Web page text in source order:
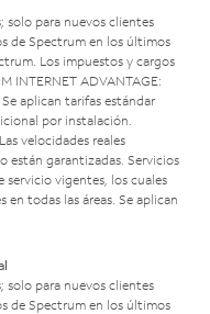
para nuevos clientes
de Spectrum en los últimos
Los impuestos y cargos
INTERNET ADVANTAGE:
aplican tarifas estándar
por instalación.
velocidades reales
están garantizadas. Servicios
vigentes, los cuales
todas las áreas. Se aplican
para nuevos clientes
de Spectrum en los últimos